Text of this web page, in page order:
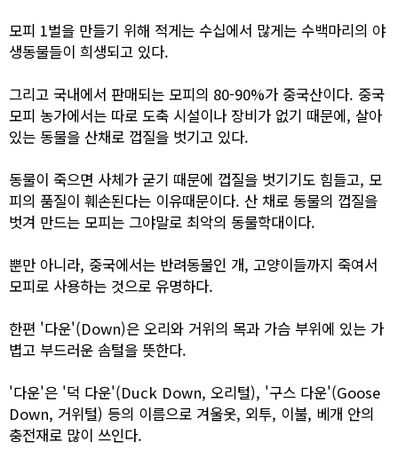
모피 1벌을 만들기 위해 적게는 수십에서 많게는 수백마리의 야
생동물들이 희생되고 있다.
그리고 국내에서 판매되는 모피의 80-90%가 중국산이다. 중국
모피 농가에서는 따로 도축 시설이나 장비가 없기 때문에, 살아
있는 동물을 산채로 껍질을 벗기고 있다.
동물이 죽으면 사체가 굳기 때문에 껍질을 벗기기도 힘들고, 모
피의 품질이 훼손된다는 이유때문이다. 산 채로 동물의 껍질을
벗겨 만드는 모피는 그야말로 최악의 동물학대이다.
뿐만 아니라, 중국에서는 반려동물인 개, 고양이들까지 죽여서
모피로 사용하는 것으로 유명하다.
한편 '다운'(Down)은 오리와 거위의 목과 가슴 부위에 있는 가
볍고 부드러운 솜털을 뜻한다.
'다운'은 '덕 다운'(Duck Down, 오리털), '구스 다운'(Goose
Down, 거위털) 등의 이름으로 겨울옷, 외투, 이불, 베개 안의
충전재로 많이 쓰인다.